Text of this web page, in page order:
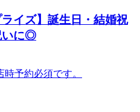
ライズ】誕生日・結婚祝
いに◎
予約必須です。